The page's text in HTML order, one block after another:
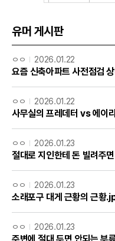
유머 게시판
ㅇㅇ 2026.01.22
요즘 신축아파트 사전점검
ㅇㅇ 2026.01.22
사무실의 프레데터 vs 에이
ㅇㅇ 2026.01.23
절대로 지인한테 돈 빌려주
ㅇㅇ 2026.01.23
소래포구 대게 근황의 근황
ㅇㅇ 2026.01.23